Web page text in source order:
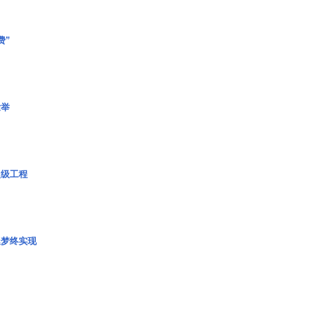
”
工程
终实现